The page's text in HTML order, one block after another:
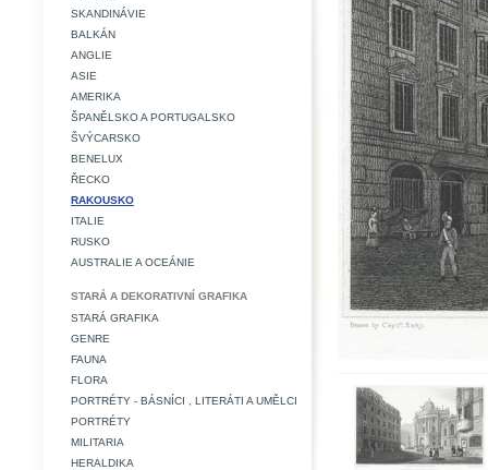
SKANDINÁVIE
BALKÁN
ANGLIE
ASIE
AMERIKA
ŠPANĚLSKO A PORTUGALSKO
ŠVÝCARSKO
BENELUX
ŘECKO
RAKOUSKO
ITALIE
RUSKO
AUSTRALIE A OCEÁNIE
STARÁ A DEKORATIVNÍ GRAFIKA
STARÁ GRAFIKA
GENRE
FAUNA
FLORA
PORTRÉTY - BÁSNÍCI , LITERÁTI A UMĚLCI
PORTRÉTY
MILITARIA
HERALDIKA